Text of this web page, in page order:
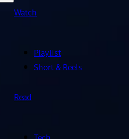
Watch
Playlist
Short & Reels
Read